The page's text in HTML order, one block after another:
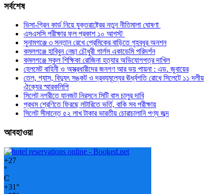
সর্বশেষ
ভিসা-গ্রিন কার্ড নিয়ে যুক্তরাষ্ট্রের নতুন নীতিমালা ঘোষণা
এসএসসি পরীক্ষার ফল প্রকাশ ১০ আগস্ট
সুনামগঞ্জে ৩ সন্তান রেখে প্রেমিকের বাড়িতে গৃহবধূর অনশন
কমলগঞ্জে হাবিবুন নেছা চৌধুরী গার্লস একাডেমি পরিদর্শন
কমলগঞ্জে স্কুল শিক্ষিকা রোজিনা হত্যার অভিযোগপত্র দাখিল
হেলমেট বাহিনী ও অস্ত্রধারীদের জনগণ আর ভয় পায়না : এড. জুবায়ের
তেল, গ্যাস, বিদ্যুৎ সঙ্কট ও দ্রব্যমূল্যের ঊর্ধ্বগতি রোধে সিলেটে ১১ দলীয়
ঐক্যের স্মারকলিপি
সিলেট নগরীতে যানজট নিরসনে সিটি বাস চালুর দাবি
প্রথম শ্রেণিতে ফিরছে লটারিতে ভর্তি, বাকি সব পরীক্ষায়
সিলেট সীমান্তে ৫২ লাখ টাকার ভারতীয় চোরাচালানি পণ্য জব্দ
আবহাওয়া
+27
°
C
+31°